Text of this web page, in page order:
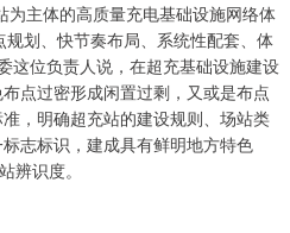
为主体的高质量充电基础设施网络体
规划、快节奏布局、系统性配套、体
这位负责人说，在超充基础设施建设
点过密形成闲置过剩，又或是布点
，明确超充站的建设规则、场站类
志标识，建成具有鲜明地方特色
辨识度。